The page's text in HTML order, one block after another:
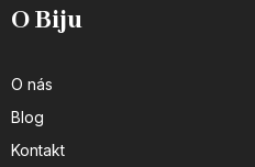
O Biju
O nás
Blog
Kontakt